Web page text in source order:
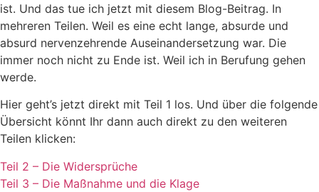
ist. Und das tue ich jetzt mit diesem Blog-Beitrag. In
mehreren Teilen. Weil es eine echt lange, absurde und
absurd nervenzehrende Auseinandersetzung war. Die
immer noch nicht zu Ende ist. Weil ich in Berufung gehen
werde.
Hier geht’s jetzt direkt mit Teil 1 los. Und über die folgende
Übersicht könnt Ihr dann auch direkt zu den weiteren
Teilen klicken:
Teil 2 – Die Widersprüche
Teil 3 – Die Maßnahme und die Klage